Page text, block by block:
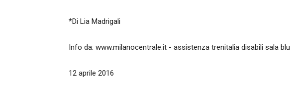
*Di Lia Madrigali
Info da: www.milanocentrale.it - assistenza trenitalia disabili sala blu
12 aprile 2016